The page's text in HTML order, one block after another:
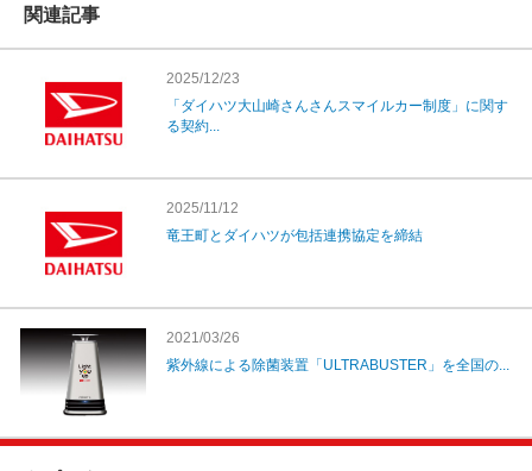
関連記事
2025/12/23
「ダイハツ大山崎さんさんスマイルカー制度」に関す
る契約...
2025/11/12
竜王町とダイハツが包括連携協定を締結
2021/03/26
紫外線による除菌装置「ULTRABUSTER」を全国の...